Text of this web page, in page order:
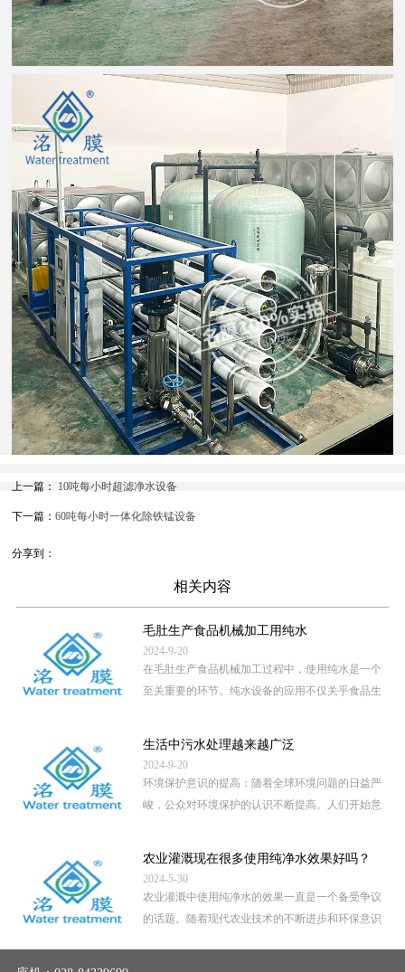
上一篇： 10吨每小时超滤净水设备
下一篇：60吨每小时一体化除铁锰设备
分享到：
相关内容
毛肚生产食品机械加工用纯水
2024-9-20
在毛肚生产食品机械加工过程中，使用纯水是一个
至关重要的环节。纯水设备的应用不仅关乎食品生
生活中污水处理越来越广泛
2024-9-20
环境保护意识的提高：随着全球环境问题的日益严
峻，公众对环境保护的认识不断提高。人们开始意
农业灌溉现在很多使用纯净水效果好吗？
2024-5-30
农业灌溉中使用纯净水的效果一直是一个备受争议
的话题。随着现代农业技术的不断进步和环保意识